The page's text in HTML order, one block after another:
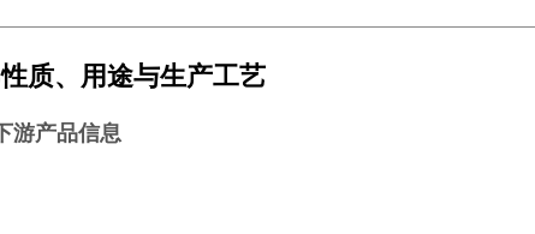
性质、用途与生产工艺
游产品信息